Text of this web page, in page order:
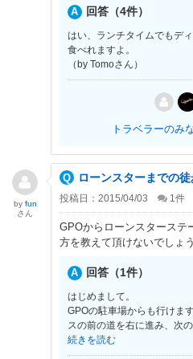
回答（4件）
はい、ランチタイムでもデ
食べれますよ。
（by Tomoさん）
トラベラーのみ
ローンスターまでの
投稿日：2015/04/03 1 件
GPOからローンスターステ
方を教えて頂けないでしょ
回答（1件）
はじめまして。
GPOの駐車場からも行けま
スの前の道を右に進み、次
続きを読む
by fun
さん